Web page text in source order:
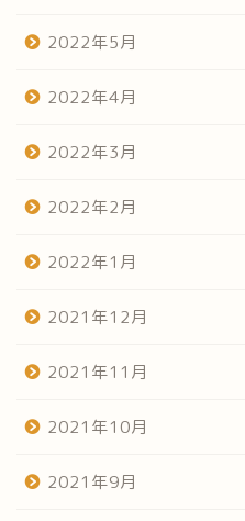
2022年5月
2022年4月
2022年3月
2022年2月
2022年1月
2021年12月
2021年11月
2021年10月
2021年9月